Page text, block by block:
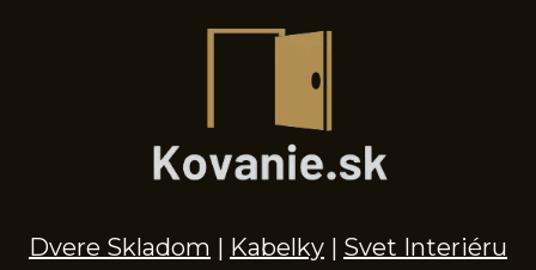
Dvere Skladom | Kabelky | Svet Interiéru